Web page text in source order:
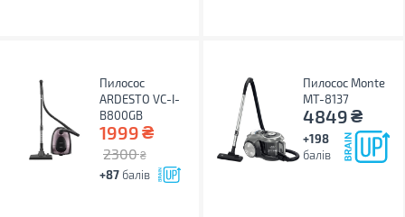
Пилосос
ARDESTO VC-I-
B800GB
1999₴
2300 ₴
+87 балів
Пилосос Monte
MT-8137
4849₴
+198
балів